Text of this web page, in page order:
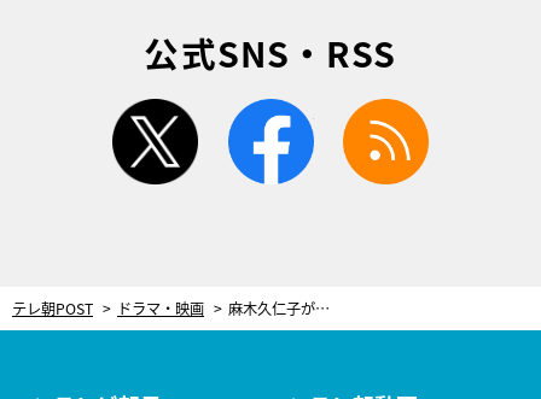
公式SNS・RSS
twitter facebook
テレ朝POST ドラマ・映画 麻木久仁子が語る、『相棒』が“教育に良い”理由「とても大事なことをエンタメで教えてくれる」